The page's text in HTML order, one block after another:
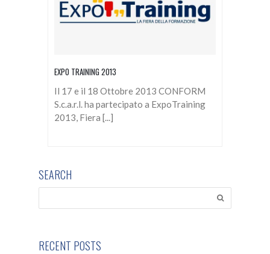
EXPO TRAINING 2013
Il 17 e il 18 Ottobre 2013 CONFORM
S.c.a.r.l. ha partecipato a ExpoTraining
2013, Fiera [...]
SEARCH
RECENT POSTS